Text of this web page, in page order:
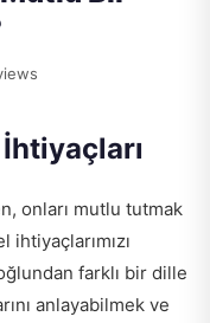
İhtiyaçları
onları mutlu tutmak
ihtiyaçlarımızı
farklı bir dille
anlayabilmek ve